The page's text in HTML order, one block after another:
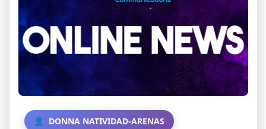
DONNA NATIVIDAD-ARENAS